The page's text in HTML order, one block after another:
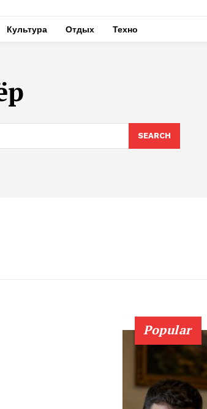
Культура Отдых Техно
SEARCH
Popular